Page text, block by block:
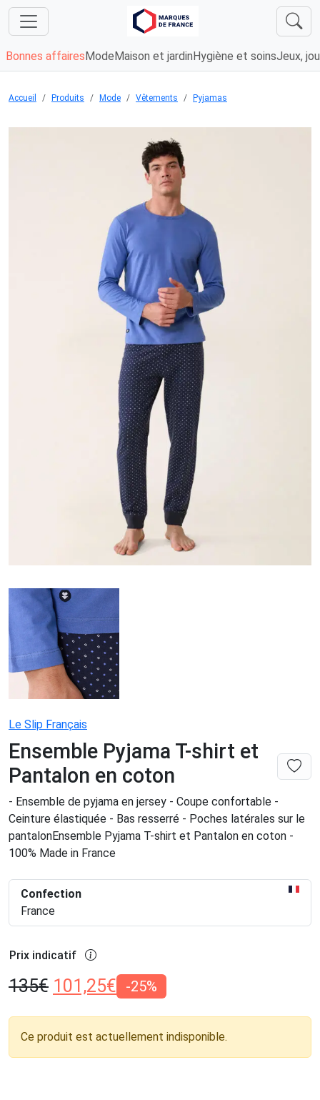
Bonnes affaires Mode Maison et jardin Hygiène et soinsJeux,
Accueil Produits Mode Vêtements Pyjamas
Le Slip Français
Ensemble Pyjama T-shirt et
Pantalon en coton
- Ensemble de pyjama en jersey - Coupe confortable -
Ceinture élastiquée - Bas resserré - Poches latérales sur le
pantalonEnsemble Pyjama T-shirt et Pantalon en coton -
100% Made in France
Confection
France
Prix indicatif
135€ 101,25€ -25%
Ce produit est actuellement indisponible.